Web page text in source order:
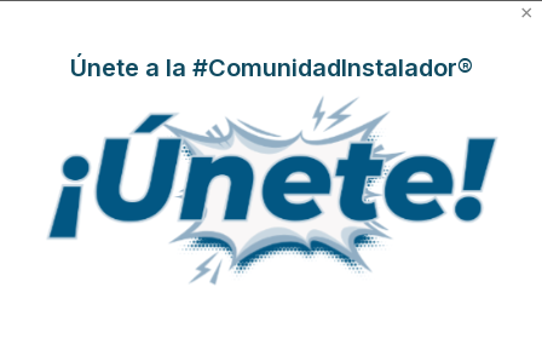
Convegno su nueva gama de
válvulas
Publicado en Hemeroteca Noticias 28 Abr 2010
×
Únete a la #ComunidadInstalador®